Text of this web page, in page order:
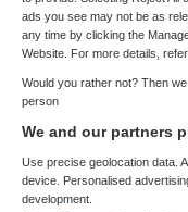
ads you see may not be as
any time by clicking the
Website. For more details,
Would you rather not? Then
person
We and our partners
Use precise geolocation data.
device. Personalised
development.